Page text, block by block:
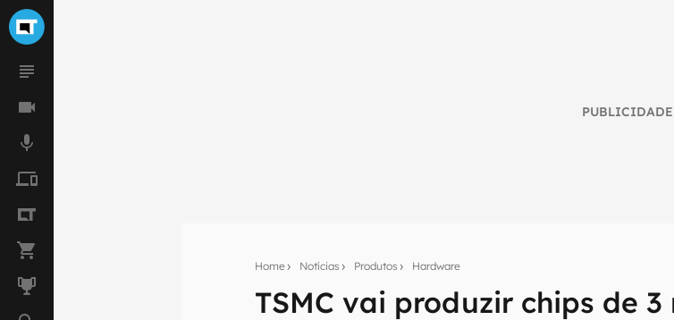
PUBLICIDADE
Home Notícias Produtos Hardware
TSMC vai produzir chips de 3
Assine a newsletter do Canaltech e receba notícias e